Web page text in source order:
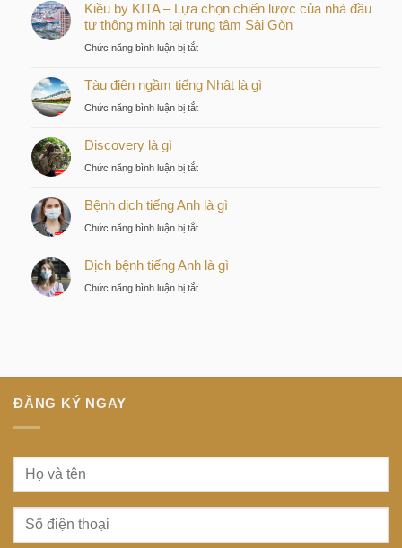
Kiều by KITA – Lựa chọn chiến lược của nhà đầu
tư thông minh tại trung tâm Sài Gòn
Chức năng bình luận bị tắtở
by
chiến
của
nhà
tư
Tàu điện ngầm tiếng Nhật là gì
Chức năng bình luận bị tắtở
gì
Discovery là gì
Chức năng bình luận bị tắtở
là
Bệnh dịch tiếng Anh là gì
Chức năng bình luận bị tắtở
dịch
Dịch bệnh tiếng Anh là gì
Chức năng bình luận bị tắtở
là
ĐĂNG KÝ NGAY